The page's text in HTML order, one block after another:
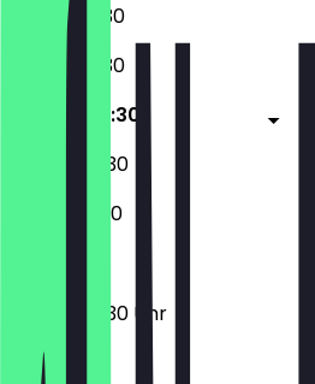
10:00 - 20:30
10:00 - 20:30
09:30 - 20:30
09:30 - 20:30
09:30 - 19:30
09:30 - 20:30 Uhr